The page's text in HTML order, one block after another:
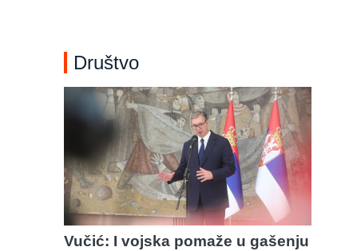
Društvo
Vučić: I vojska pomaže u gašenju